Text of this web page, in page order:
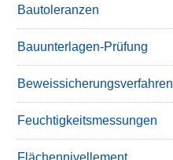
Bautoleranzen
Bauunterlagen-Prüfung
Beweissicherungsverfahren
Feuchtigkeitsmessungen
Flächennivellement